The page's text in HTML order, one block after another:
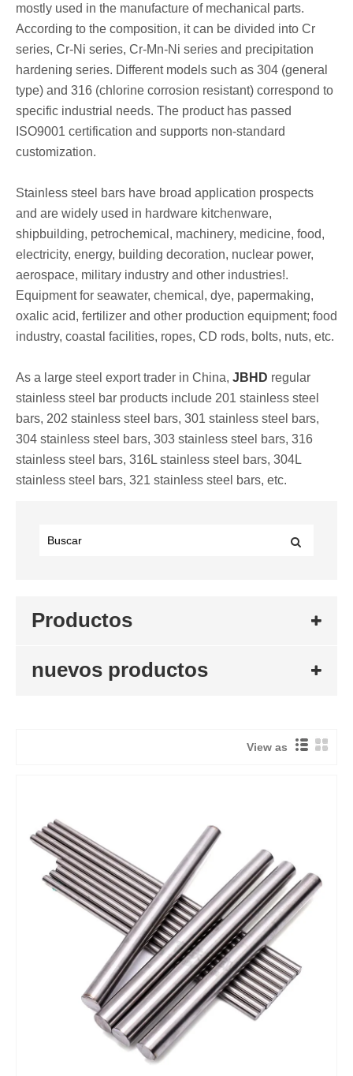
mostly used in the manufacture of mechanical parts.
According to the composition, it can be divided into Cr
series, Cr-Ni series, Cr-Mn-Ni series and precipitation
hardening series. Different models such as 304 (general
type) and 316 (chlorine corrosion resistant) correspond to
specific industrial needs. The product has passed
ISO9001 certification and supports non-standard
customization.
Stainless steel bars have broad application prospects
and are widely used in hardware kitchenware,
shipbuilding, petrochemical, machinery, medicine, food,
electricity, energy, building decoration, nuclear power,
aerospace, military industry and other industries!.
Equipment for seawater, chemical, dye, papermaking,
oxalic acid, fertilizer and other production equipment; food
industry, coastal facilities, ropes, CD rods, bolts, nuts, etc.
As a large steel export trader in China, JBHD regular
stainless steel bar products include 201 stainless steel
bars, 202 stainless steel bars, 301 stainless steel bars,
304 stainless steel bars, 303 stainless steel bars, 316
stainless steel bars, 316L stainless steel bars, 304L
stainless steel bars, 321 stainless steel bars, etc.
Productos
nuevos productos
View as